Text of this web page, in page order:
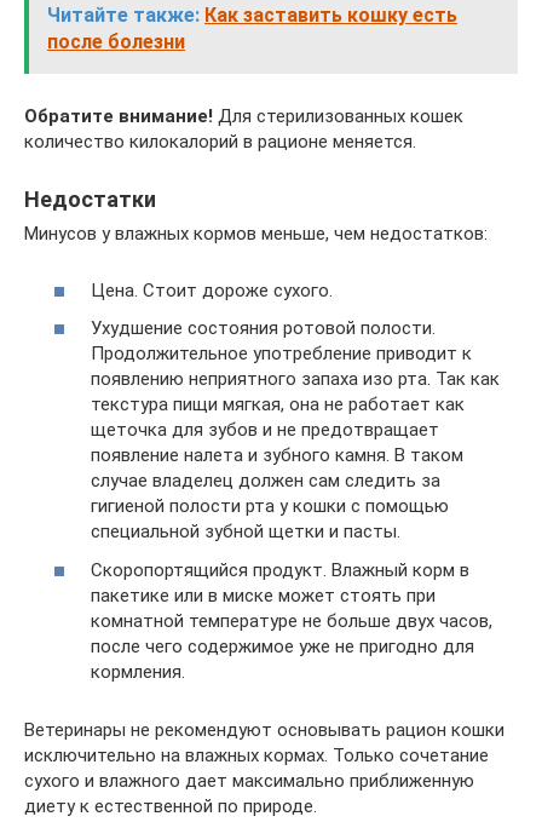
Читайте также: Как заставить кошку есть
после болезни
Обратите внимание! Для стерилизованных кошек
количество килокалорий в рационе меняется.
Недостатки
Минусов у влажных кормов меньше, чем недостатков:
Цена. Стоит дороже сухого.
Ухудшение состояния ротовой полости.
Продолжительное употребление приводит к
появлению неприятного запаха изо рта. Так как
текстура пищи мягкая, она не работает как
щеточка для зубов и не предотвращает
появление налета и зубного камня. В таком
случае владелец должен сам следить за
гигиеной полости рта у кошки с помощью
специальной зубной щетки и пасты.
Скоропортящийся продукт. Влажный корм в
пакетике или в миске может стоять при
комнатной температуре не больше двух часов,
после чего содержимое уже не пригодно для
кормления.
Ветеринары не рекомендуют основывать рацион кошки
исключительно на влажных кормах. Только сочетание
сухого и влажного дает максимально приближенную
диету к естественной по природе.